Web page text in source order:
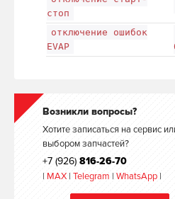
стоп
отключение ошибок
EVAP
Возникли вопросы?
Хотите записаться на сервис
выбором запчастей?
+7 (926) 816-26-70
| MAX | Telegram | WhatsApp |